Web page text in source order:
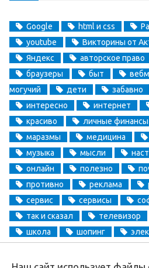
Google html и css
youtube
Викторины от
Яндекс
авторское право
браузеры
быт
могучий
дети забавно
интересно
интернет
красиво
личные финансы
маразмы
медицина
музыка
мысли
онлайн
полезно
противно
реклама
сервис
сервисы
так и сказал
телевизор
школа
шопинг